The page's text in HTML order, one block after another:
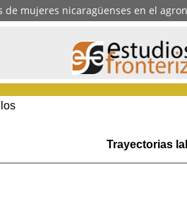
de mujeres nicaragüenses en el